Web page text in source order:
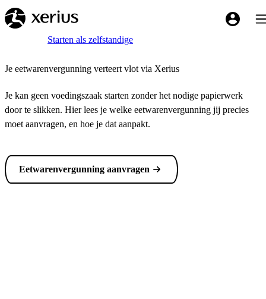
Overslaan naar de hoofdinhoud
My
Breadcrumb
HomeStarten als zelfstandige
Je eetwarenvergunning verteert vlot via Xerius
Je kan geen voedingszaak starten zonder het nodige papierwerk
door te slikken. Hier lees je welke eetwarenvergunning jij precies
moet aanvragen, en hoe je dat aanpakt.
Eetwarenvergunning aanvragen